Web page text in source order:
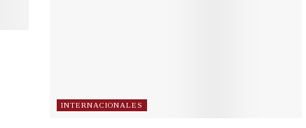
INTERNACIONALES